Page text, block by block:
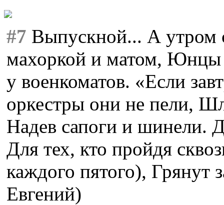
#7 Выпускной... А утром
махоркой и матом, Юнцы
у военкоматов. «Если
оркестры они не пели,
Надев сапоги и шинели.
Для тех, кто пройдя
каждого пятого),
Евгений)